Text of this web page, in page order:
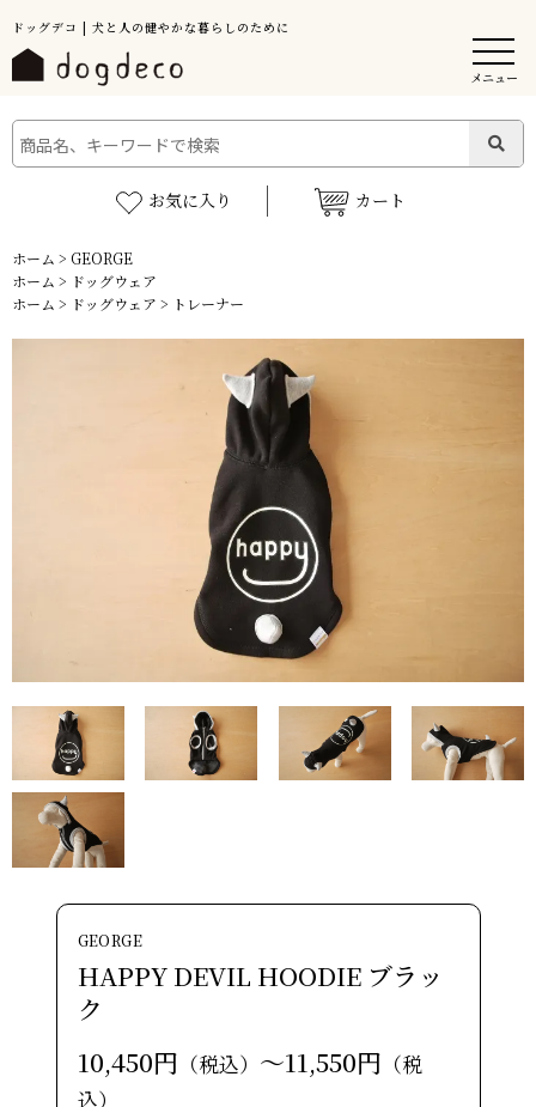
ドッグデコ | 犬と人の健やかな暮らしのために
メニュー
お気に入り カート
ホーム > GEORGE
ホーム > ドッグウェア
ホーム > ドッグウェア > トレーナー
GEORGE
HAPPY DEVIL HOODIE ブラッ
ク
10,450円 （税込） ～11,550円 （税
込）